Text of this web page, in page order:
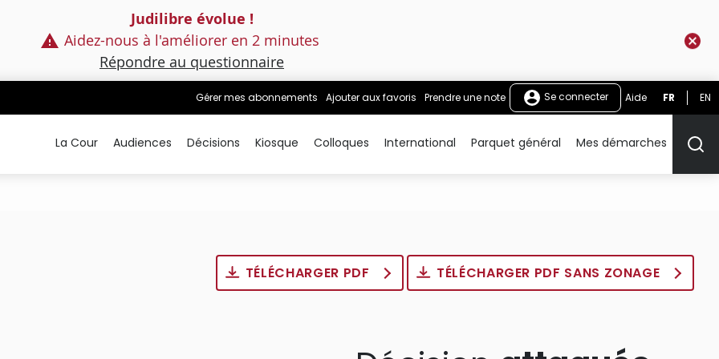
Judilibre évolue !
Aidez-nous à l'améliorer en 2 minutes
Répondre au questionnaire
Gérer mes abonnements Ajouter aux favoris Prendre une note Se connecter Aide FR EN
La Cour Audiences Décisions Kiosque Colloques International Parquet général Mes démarches
TÉLÉCHARGER PDF TÉLÉCHARGER PDF SANS ZONAGE